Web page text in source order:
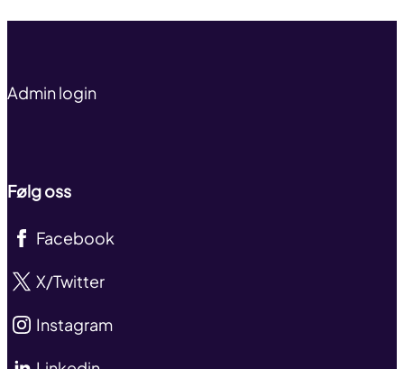
Admin login
Følg oss
Facebook
X/Twitter
Instagram